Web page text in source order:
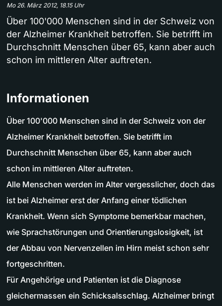
Mo 26. März 2012, 18.15 Uhr
Über 100'000 Menschen sind in der Schweiz von
der Alzheimer Krankheit betroffen. Sie betrifft im
Durchschnitt Menschen über 65, kann aber auch
schon im mittleren Alter auftreten.
Informationen
Über 100'000 Menschen sind in der Schweiz von der
Alzheimer Krankheit betroffen. Sie betrifft im
Durchschnitt Menschen über 65, kann aber auch
schon im mittleren Alter auftreten.
Alle Menschen werden im Alter vergesslicher, doch das
ist bei Alzheimer erst der Anfang einer tödlichen
Krankheit. Wenn sich Symptome bemerkbar machen,
wie Sprachstörungen und Orientierungslosigkeit, ist
der Abbau von Nervenzellen im Hirn meist schon sehr
fortgeschritten.
Für Angehörige und Patienten ist die Diagnose
gleichermassen ein Schicksalsschlag. Alzheimer bringt